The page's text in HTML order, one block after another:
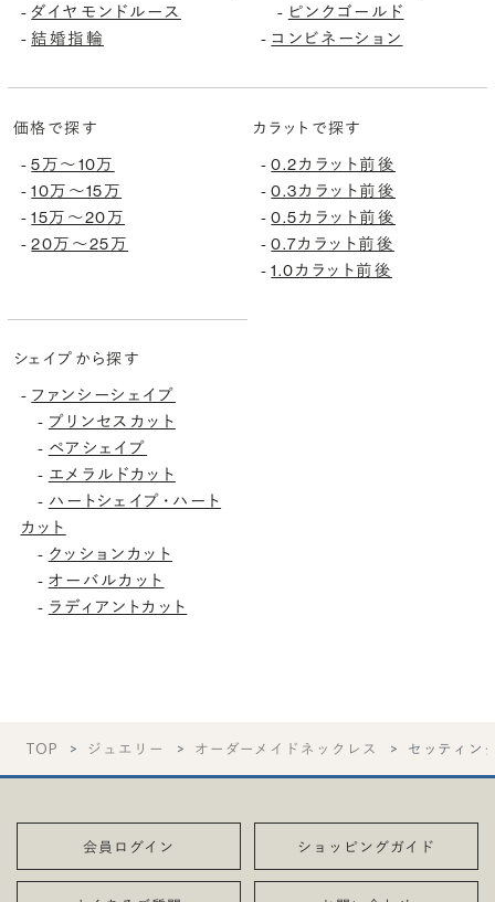
-ダイヤモンドルース
-結婚指輪
- ピンクゴールド
- コンビネーション
価格で探す
-5万〜10万
-10万〜15万
-15万〜20万
-20万〜25万
カラットで探す
-0.2カラット前後
-0.3カラット前後
-0.5カラット前後
-0.7カラット前後
-1.0カラット前後
シェイプから探す
- ファンシーシェイプ
- プリンセスカット
- ペアシェイプ
- エメラルドカット
- ハートシェイプ・ハート
カット
- クッションカット
- オーバルカット
- ラディアントカット
TOP ジュエリー オーダーメイドネックレス セッティン
会員ログイン ショッピングガイド